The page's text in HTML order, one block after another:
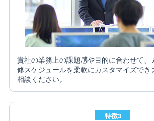
貴社の業務上の課題感や目的に合わせて、
修スケジュールを柔軟にカスタマイズでき
相談ください。
特徴3